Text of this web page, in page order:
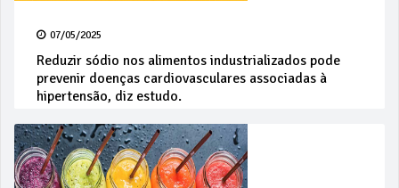
07/05/2025
Reduzir sódio nos alimentos industrializados pode
prevenir doenças cardiovasculares associadas à
hipertensão, diz estudo.